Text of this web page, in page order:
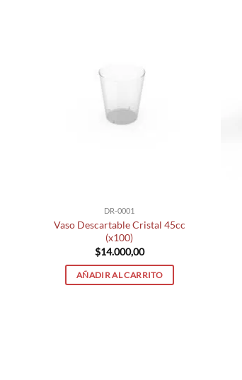
DR-0001
Vaso Descartable Cristal 45cc
(x100)
$14.000,00
AÑADIR AL CARRITO